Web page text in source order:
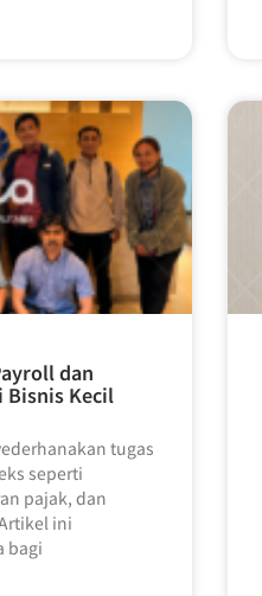
dan
Bisnis Kecil
tugas
seperti
pajak, dan
ini
bagi